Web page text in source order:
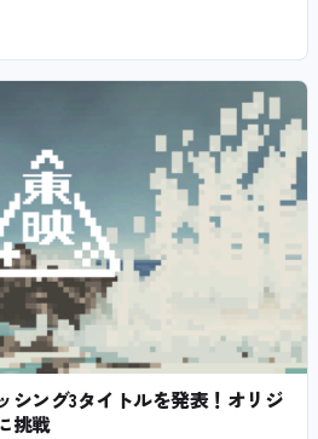
シング3タイトルを発表！オリジ
挑戦